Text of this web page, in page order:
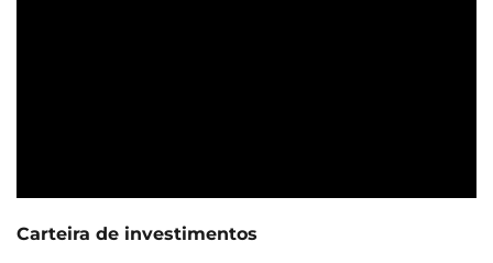
Carteira de investimentos